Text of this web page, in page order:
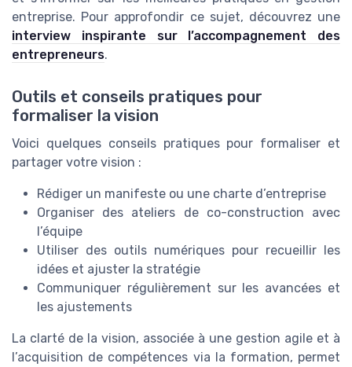
entreprise. Pour approfondir ce sujet, découvrez une
interview inspirante sur l’accompagnement des
entrepreneurs.
Outils et conseils pratiques pour
formaliser la vision
Voici quelques conseils pratiques pour formaliser et
partager votre vision :
Rédiger un manifeste ou une charte d’entreprise
Organiser des ateliers de co-construction avec
l’équipe
Utiliser des outils numériques pour recueillir les
idées et ajuster la stratégie
Communiquer régulièrement sur les avancées et
les ajustements
La clarté de la vision, associée à une gestion agile et à
l’acquisition de compétences via la formation, permet